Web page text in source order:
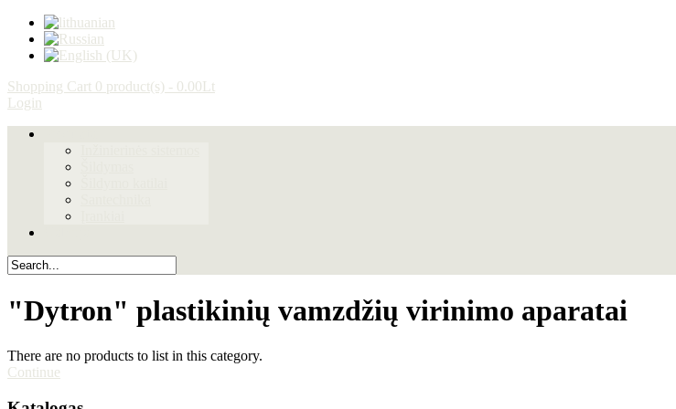
Shopping Cart 0 product(s) - 0.00Lt
Login
"Dytron" plastikinių vamzdžių virinimo aparatai
There are no products to list in this category.
Continue